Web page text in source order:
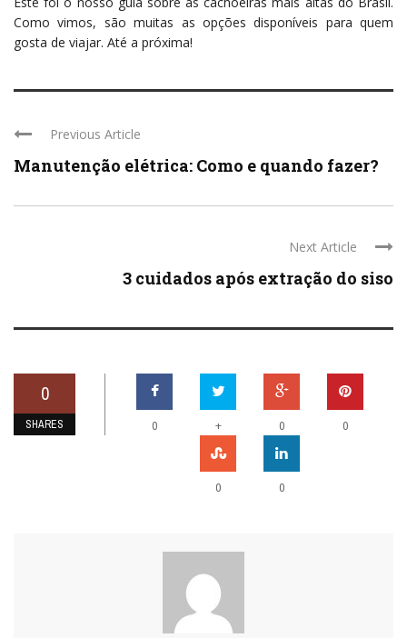
Como vimos, são muitas as opções disponíveis para quem
gosta de viajar. Até a próxima!
Previous Article
Manutenção elétrica: Como e quando fazer?
Next Article
3 cuidados após extração do siso
0
SHARES 0 + 0 0
0 0